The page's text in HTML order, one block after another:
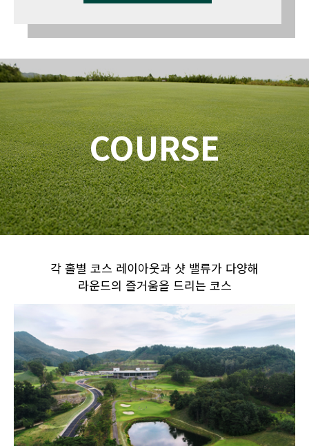
COURSE
각 홀별 코스 레이아웃과 샷 밸류가 다양해
라운드의 즐거움을 드리는 코스